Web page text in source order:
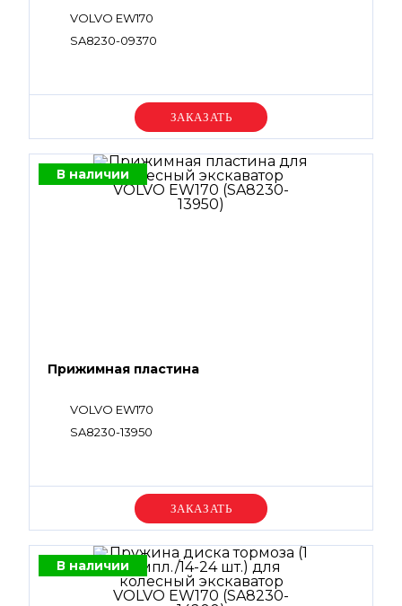
VOLVO EW170
SA8230-09370
Уточняйте цену
В наличии
Прижимная пластина
VOLVO EW170
SA8230-13950
Уточняйте цену
В наличии